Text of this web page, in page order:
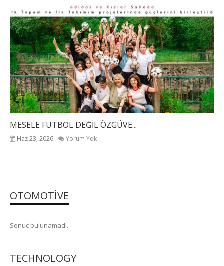
MESELE FUTBOL DEĞİL ÖZGÜVE...
Haz 23, 2026 Yorum Yok
OTOMOTIVE
Sonuç bulunamadı.
TECHNOLOGY